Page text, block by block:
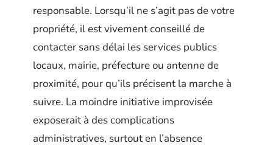
responsable. Lorsqu’il ne s’agit pas de votre
propriété, il est vivement conseillé de
contacter sans délai les services publics
locaux, mairie, préfecture ou antenne de
proximité, pour qu’ils précisent la marche à
suivre. La moindre initiative improvisée
exposerait à des complications
administratives, surtout en l’absence